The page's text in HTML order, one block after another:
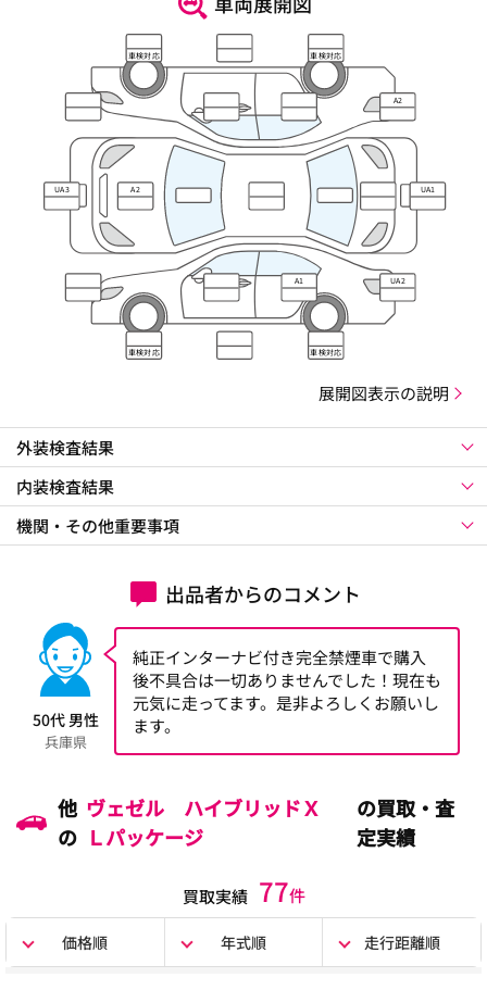
車検対応 車検対応
A2
UA3 A2 UA1
A1 UA2
車検対応 車検対応
展開図表示の説明
外装検査結果
内装検査結果
機関・その他重要事項
出品者からのコメント
50代 男性
兵庫県
純正インターナビ付き完全禁煙車で購入
後不具合は一切ありませんでした！現在も
元気に走ってます。是非よろしくお願いし
ます。
他
の
ヴェゼル ハイブリッドＸ
Ｌパッケージ
の買取・査
定実績
買取実績 77件
価格順 年式順 走行距離順